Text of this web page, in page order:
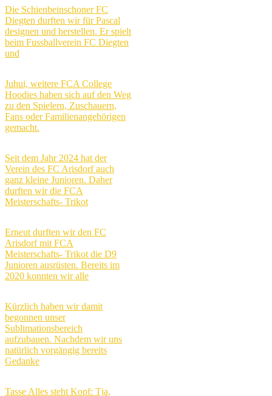
Die Schienbeinschoner FC
Diegten durften wir für Pascal
designen und herstellen. Er spielt
beim Fussballverein FC Diegten
und
Juhui, weitere FCA College
Hoodies haben sich auf den Weg
zu den Spielern, Zuschauern,
Fans oder Familienangehörigen
gemacht.
Seit dem Jahr 2024 hat der
Verein des FC Arisdorf auch
ganz kleine Junioren. Daher
durften wir die FCA
Meisterschafts- Trikot
Erneut durften wir den FC
Arisdorf mit FCA
Meisterschafts- Trikot die D9
Junioren ausrüsten. Bereits im
2020 konnten wir alle
Kürzlich haben wir damit
begonnen unser
Sublimationsbereich
aufzubauen. Nachdem wir uns
natürlich vorgängig bereits
Gedanke
Tasse Alles steht Kopf: Tja,